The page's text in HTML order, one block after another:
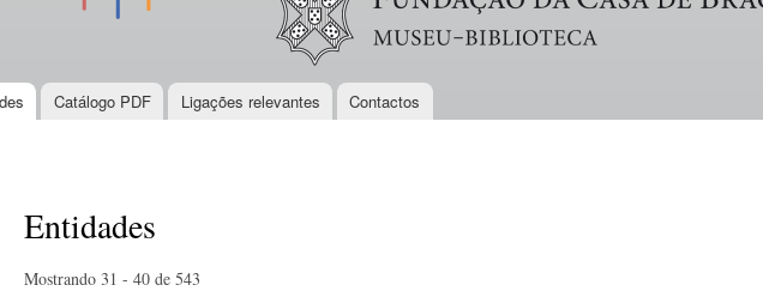
Catálogo PDF Ligações relevantes Contactos
Entidades
Mostrando 31 - 40 de 543